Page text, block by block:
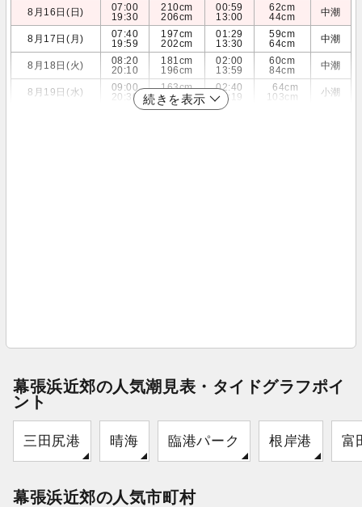
8月16日(日)
07:00
19:30
210cm
206cm
00:59
13:00
62cm
44cm
中潮
8月17日(月)
07:40
19:59
197cm
202cm
01:29
13:30
59cm
64cm
中潮
8月18日(火)
08:20
20:10
181cm
196cm
02:00
13:59
60cm
84cm
中潮
8月19日(水)
09:00
20:30
163cm
190cm
02:40
14:19
64cm
103cm
小潮
続きを表示
幕張浜近郊の人気潮見表・タイドグラフポイ
ント
三田尻港 晴海 臨港パーク 根岸港 富
幕張浜近郊の人気市町村